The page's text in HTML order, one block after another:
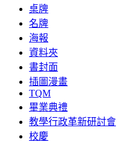
桌牌
名牌
海報
資料夾
書封面
插圖漫畫
TQM
畢業典禮
教學行政革新研討會
校慶